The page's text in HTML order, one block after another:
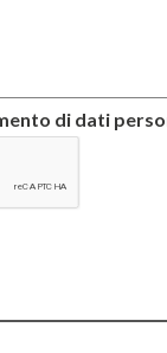
di dati